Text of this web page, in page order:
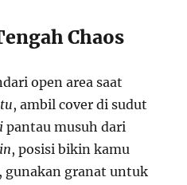
Chaos
open area saat
, ambil cover di sudut
pantau musuh dari
, posisi bikin kamu
, gunakan granat untuk